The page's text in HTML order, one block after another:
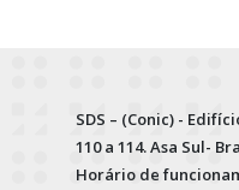
SDS – (Conic) -
110 a 114. Asa Sul-
Horário de